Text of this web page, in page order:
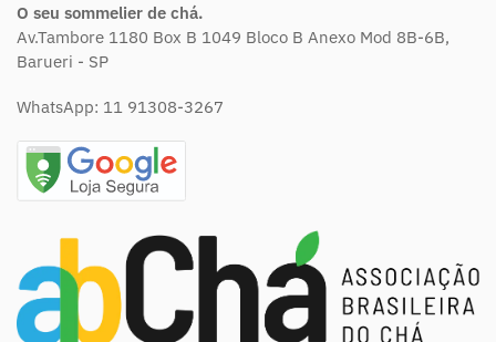
O seu sommelier de chá.
Av.Tambore 1180 Box B 1049 Bloco B Anexo Mod 8B-6B,
Barueri - SP
WhatsApp: 11 91308-3267